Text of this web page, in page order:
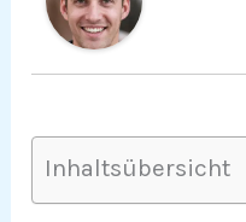
Inhaltsübersicht